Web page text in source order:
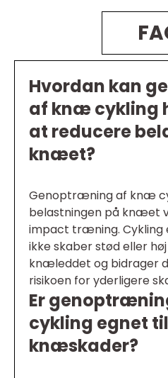
Hvordan kan
af knæ cykling
at reducere
knæet?
Genoptræning af knæ
belastningen på knæet
impact træning. Cykling
ikke skaber stød eller
knæleddet og bidrager
risikoen for yderligere
Er
cykling egnet
knæskader?